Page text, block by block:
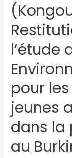
l’étude
pour
jeunes
dans la
au